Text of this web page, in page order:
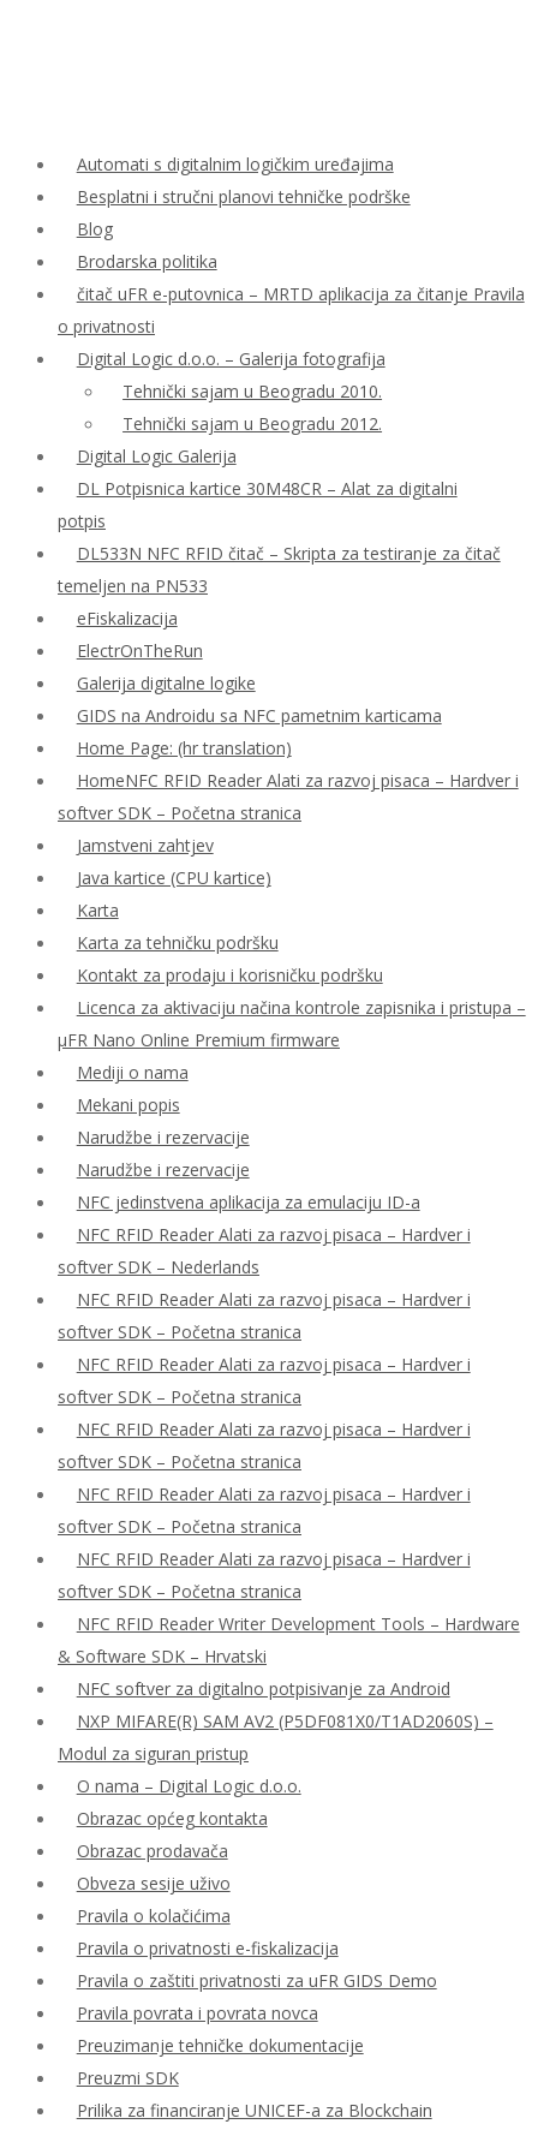
Automati s digitalnim logičkim uređajima
Besplatni i stručni planovi tehničke podrške
Blog
Brodarska politika
čitač uFR e-putovnica – MRTD aplikacija za čitanje Pravila
o privatnosti
Digital Logic d.o.o. – Galerija fotografija
Tehnički sajam u Beogradu 2010.
Tehnički sajam u Beogradu 2012.
Digital Logic Galerija
DL Potpisnica kartice 30M48CR – Alat za digitalni
potpis
DL533N NFC RFID čitač – Skripta za testiranje za čitač
temeljen na PN533
eFiskalizacija
ElectrOnTheRun
Galerija digitalne logike
GIDS na Androidu sa NFC pametnim karticama
Home Page: (hr translation)
HomeNFC RFID Reader Alati za razvoj pisaca – Hardver i
softver SDK – Početna stranica
Jamstveni zahtjev
Java kartice (CPU kartice)
Karta
Karta za tehničku podršku
Kontakt za prodaju i korisničku podršku
Licenca za aktivaciju načina kontrole zapisnika i pristupa –
μFR Nano Online Premium firmware
Mediji o nama
Mekani popis
Narudžbe i rezervacije
Narudžbe i rezervacije
NFC jedinstvena aplikacija za emulaciju ID-a
NFC RFID Reader Alati za razvoj pisaca – Hardver i
softver SDK – Nederlands
NFC RFID Reader Alati za razvoj pisaca – Hardver i
softver SDK – Početna stranica
NFC RFID Reader Alati za razvoj pisaca – Hardver i
softver SDK – Početna stranica
NFC RFID Reader Alati za razvoj pisaca – Hardver i
softver SDK – Početna stranica
NFC RFID Reader Alati za razvoj pisaca – Hardver i
softver SDK – Početna stranica
NFC RFID Reader Alati za razvoj pisaca – Hardver i
softver SDK – Početna stranica
NFC RFID Reader Writer Development Tools – Hardware
& Software SDK – Hrvatski
NFC softver za digitalno potpisivanje za Android
NXP MIFARE(R) SAM AV2 (P5DF081X0/T1AD2060S) –
Modul za siguran pristup
O nama – Digital Logic d.o.o.
Obrazac općeg kontakta
Obrazac prodavača
Obveza sesije uživo
Pravila o kolačićima
Pravila o privatnosti e-fiskalizacija
Pravila o zaštiti privatnosti za uFR GIDS Demo
Pravila povrata i povrata novca
Preuzimanje tehničke dokumentacije
Preuzmi SDK
Prilika za financiranje UNICEF-a za Blockchain